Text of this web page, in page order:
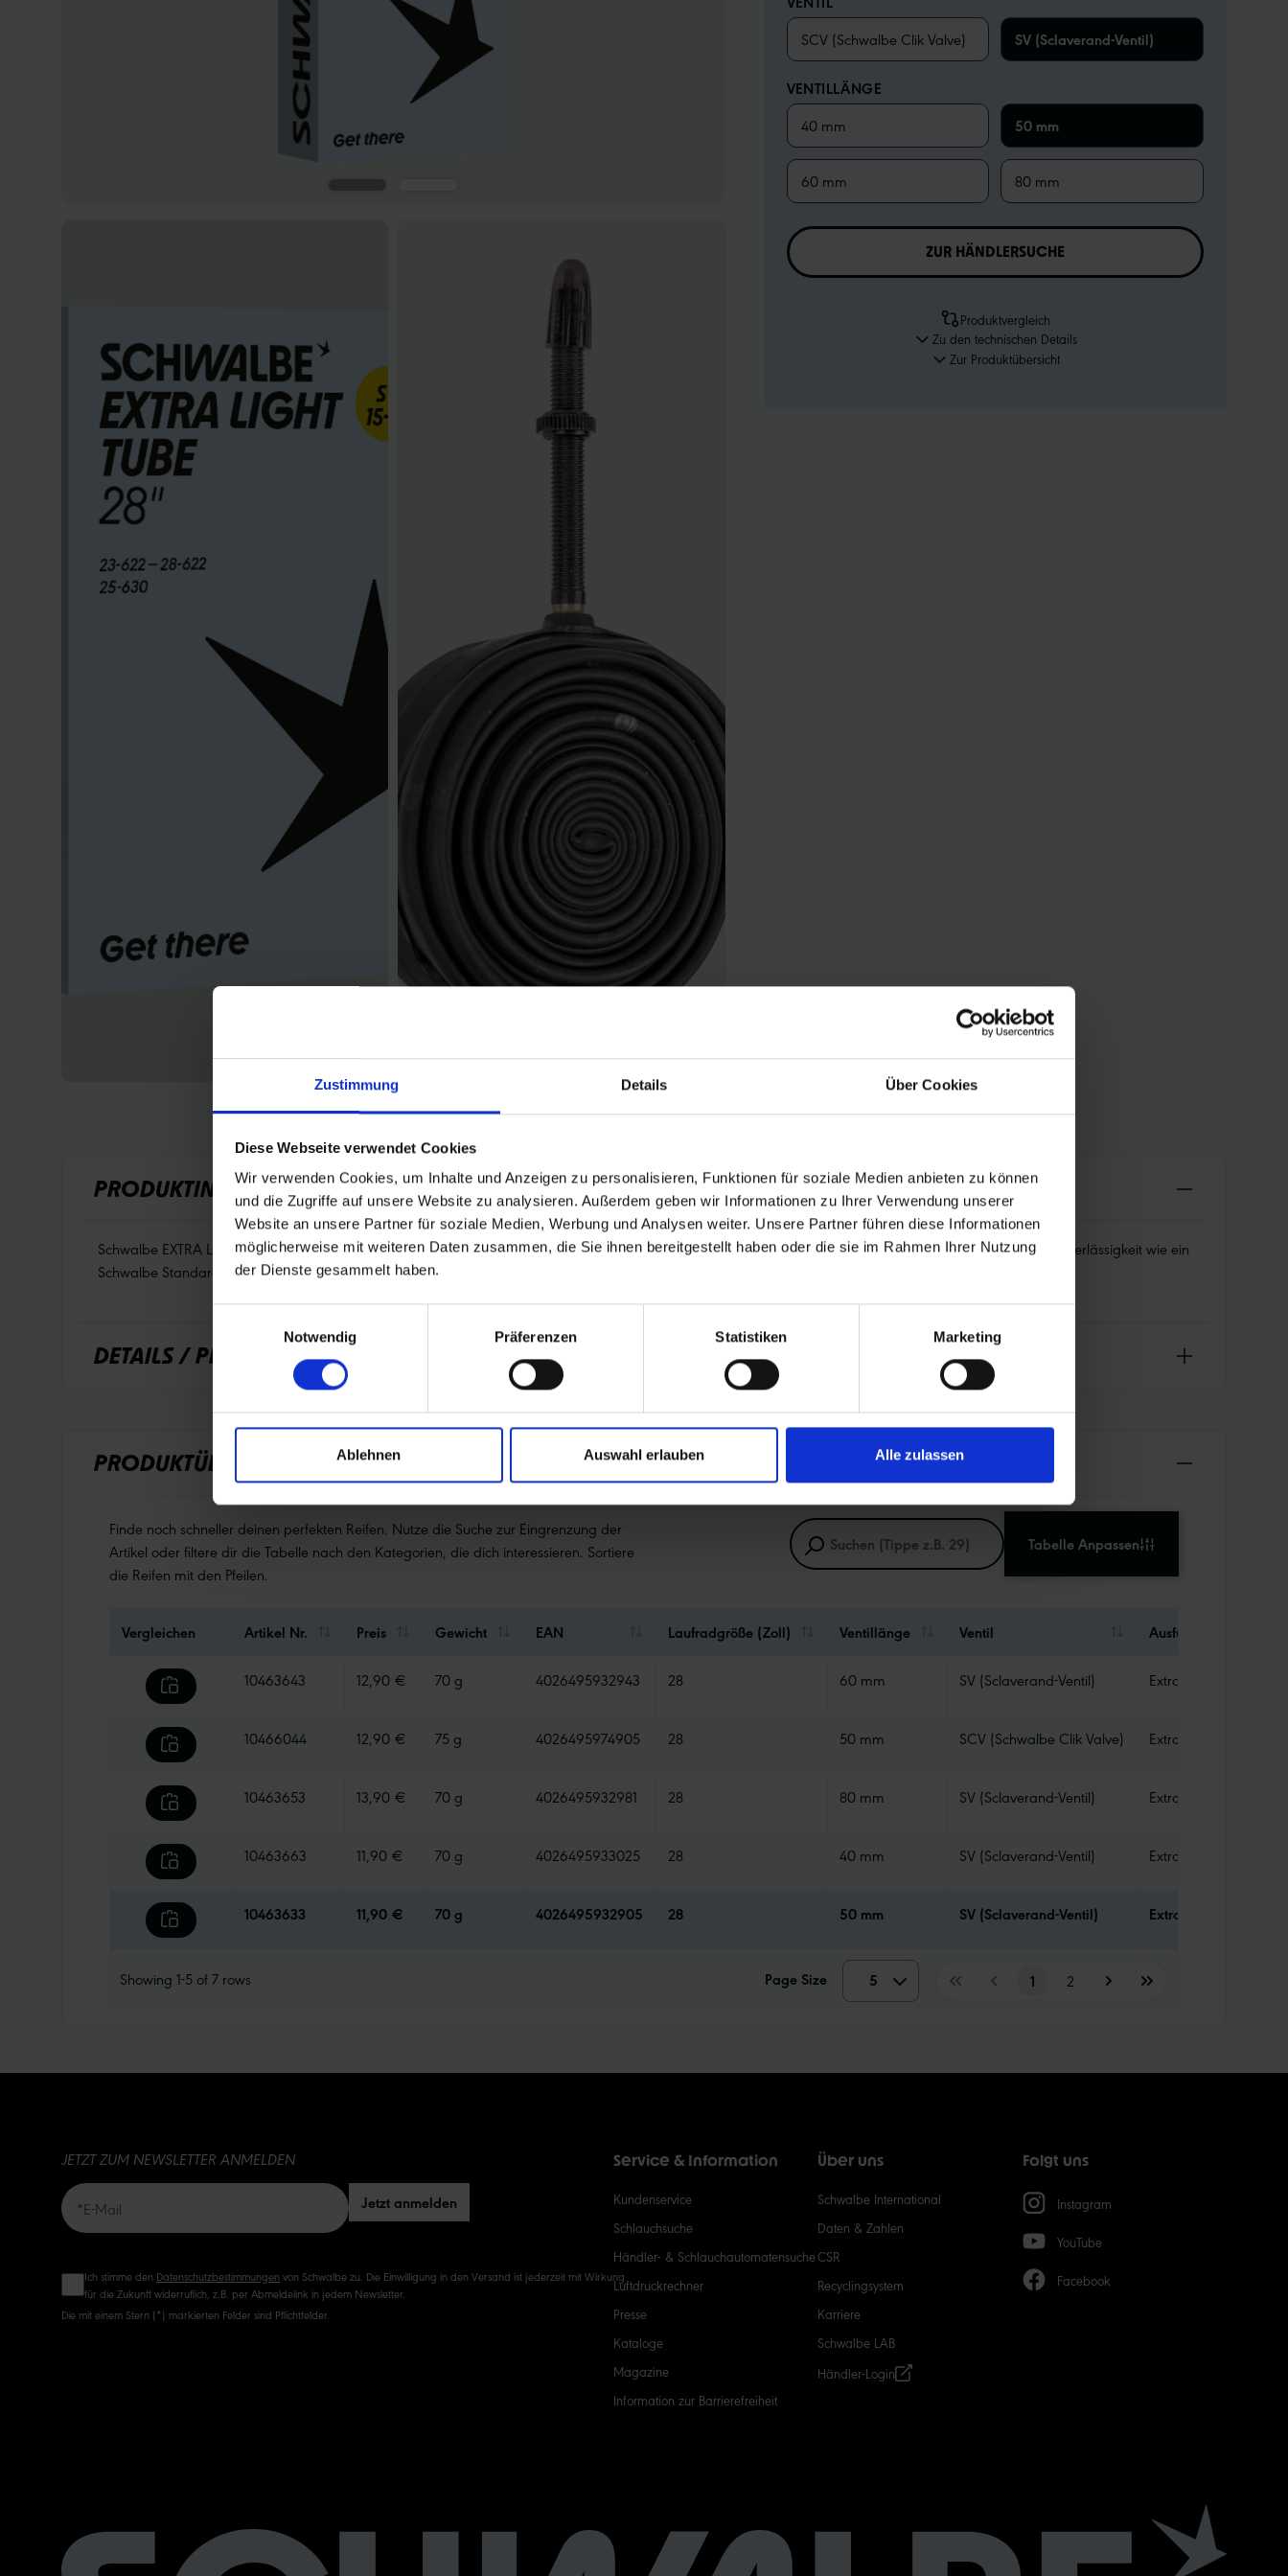
Zustimmung Details Über Cookies
Diese Webseite verwendet Cookies
Wir verwenden Cookies, um Inhalte und Anzeigen zu personalisieren, Funktionen für soziale Medien anbieten zu können
und die Zugriffe auf unsere Website zu analysieren. Außerdem geben wir Informationen zu Ihrer Verwendung unserer
Website an unsere Partner für soziale Medien, Werbung und Analysen weiter. Unsere Partner führen diese Informationen
möglicherweise mit weiteren Daten zusammen, die Sie ihnen bereitgestellt haben oder die sie im Rahmen Ihrer Nutzung
der Dienste gesammelt haben.
Notwendig
Präferenzen Statistiken Marketing
Ablehnen Auswahl erlauben Alle zulassen
SCV (Schwalbe Clik Valve) SV (Sclaverand-Ventil)
VENTILLÄNGE
40 mm 50 mm
60 mm 80 mm
ZUR HÄNDLERSUCHE
Produktvergleich
Zu den technischen Details
Zur Produktübersicht
PRODUKTINFORMATIONEN
Schwalbe EXTRA LIGHT Fahrradschlauch Nr. 15-EL. Für Fahrradreifen in der Größe 28" Zoll (ETRTO 23→28-622, 25-630). Geringeres Gewicht, bei gleicher Zuverlässigkeit wie ein
Schwalbe Standard Schlauch.
DETAILS / PRODUKTDATEN
PRODUKTÜBERSICHT
Finde noch schneller deinen perfekten Reifen. Nutze die Suche zur Eingrenzung der
Artikel oder filtere dir die Tabelle nach den Kategorien, die dich interessieren. Sortiere
die Reifen mit den Pfeilen.
Tabelle Anpassen
Vergleichen Artikel Nr. Preis Gewicht EAN Laufradgröße (Zoll) Ventillänge Ventil Ausführung Schlauch
10463643 12,90 € 70 g 4026495932943 28 60 mm SV (Sclaverand-Ventil) Extra Light
10466044 12,90 € 75 g 4026495974905 28 50 mm SCV (Schwalbe Clik Valve) Extra Light
10463653 13,90 € 70 g 4026495932981 28 80 mm SV (Sclaverand-Ventil) Extra Light
10463663 11,90 € 70 g 4026495933025 28 40 mm SV (Sclaverand-Ventil) Extra Light
10463633 11,90 € 70 g 4026495932905 28 50 mm SV (Sclaverand-Ventil) Extra Light
Showing 1-5of7 rows Page Size 5 5
50
1 2
JETZT ZUM NEWSLETTER ANMELDEN
Jetzt anmelden
Ich stimme den Datenschutzbestimmungen von Schwalbe zu. Die Einwilligung in den Versand ist jederzeit mit Wirkung
für die Zukunft widerruflich, z.B. per Abmeldelink in jedem Newsletter.
Die mit einem Stern (*) markierten Felder sind Pflichtfelder.
Service & Information
Kundenservice
Schlauchsuche
Händler- & Schlauchautomatensuche
Luftdruckrechner
Presse
Kataloge
Magazine
Information zur Barrierefreiheit
Über uns
Schwalbe International
Daten & Zahlen
CSR
Recyclingsystem
Karriere
Schwalbe LAB
Händler-Login
Folgt uns
Instagram
YouTube
Facebook